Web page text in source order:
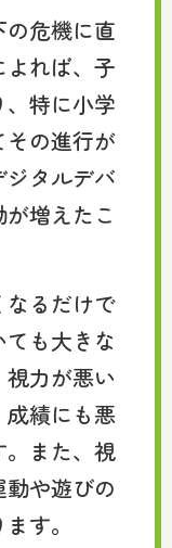
危機に直
れば、子
特に小学
の進行が
タルデバ
増えたこ
るだけで
も大きな
力が悪い
成績にも悪
また、視
や遊びの
す。